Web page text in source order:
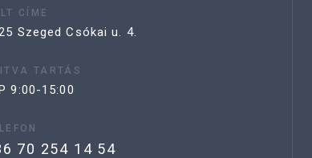
CÍME
Szeged Csókai u. 4.
TARTÁS
9:00-15:00
70 254 14 54